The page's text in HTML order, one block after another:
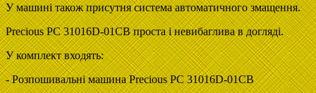
У машині також присутня система автоматичного змащення.
Precious PC 31016D-01CB проста і невибаглива в догляді.
У комплект входять:
- Розпошивальні машина Precious PC 31016D-01CB